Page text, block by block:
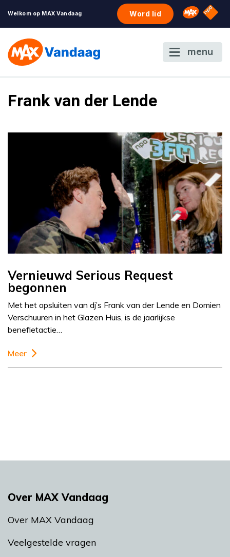
Welkom op MAX Vandaag Word lid Omroep
NPO
menu
Frank van der Lende
Vernieuwd Serious Request
begonnen
Met het opsluiten van dj’s Frank van der Lende en Domien
Verschuuren in het Glazen Huis, is de jaarlijkse
benefietactie…
Meer
Over MAX Vandaag
Over MAX Vandaag
Veelgestelde vragen